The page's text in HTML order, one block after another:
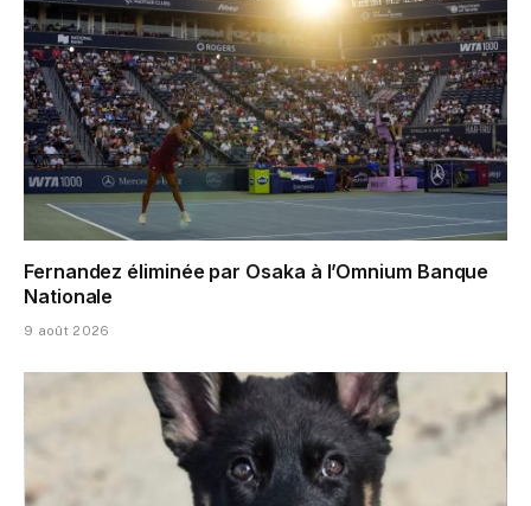
Fernandez éliminée par Osaka à l’Omnium Banque
Nationale
9 août 2026